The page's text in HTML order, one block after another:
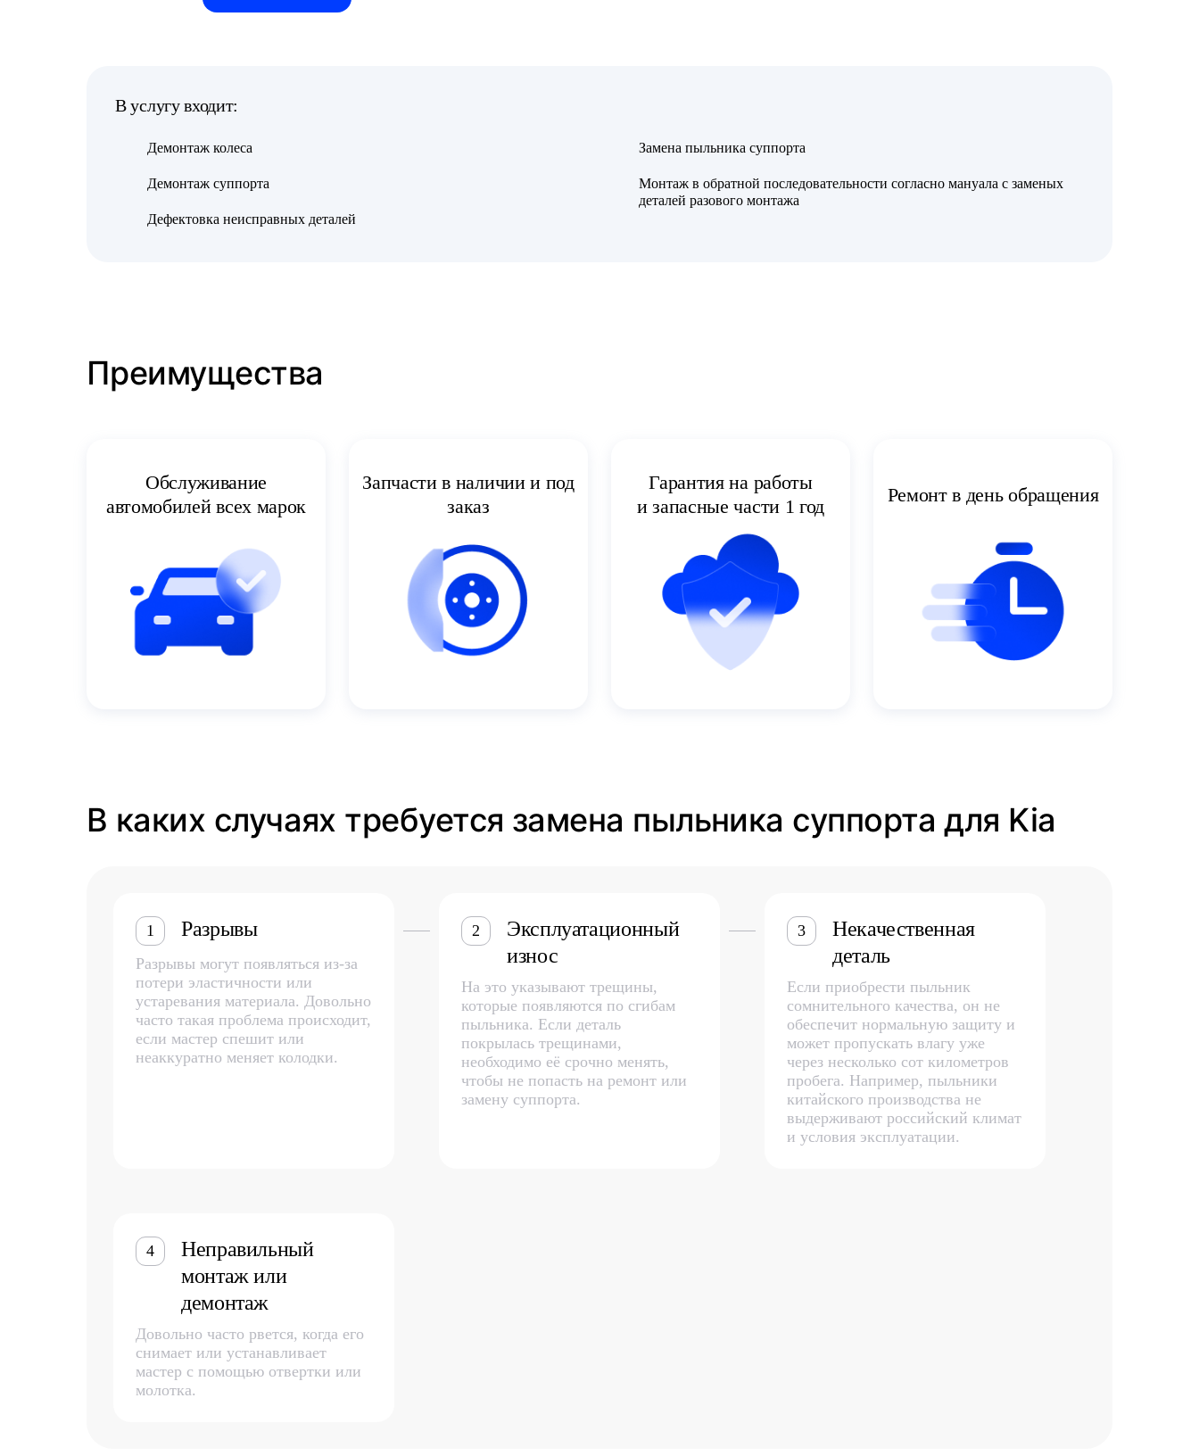
В услугу входит:
Демонтаж колеса
Демонтаж суппорта
Дефектовка неисправных деталей
Замена пыльника суппорта
Монтаж в обратной последовательности согласно мануала с заменых
деталей разового монтажа
Преимущества
Обслуживание
автомобилей всех марок
Запчасти в наличии и под
заказ
Гарантия на работы
и запасные части 1 год
Ремонт в день обращения
В каких случаях требуется замена пыльника суппорта для Kia
1 Разрывы
Разрывы могут появляться из-за
потери эластичности или
устаревания материала. Довольно
часто такая проблема происходит,
если мастер спешит или
неаккуратно меняет колодки.
2
Эксплуатационный
износ
На это указывают трещины,
которые появляются по сгибам
пыльника. Если деталь
покрылась трещинами,
необходимо её срочно менять,
чтобы не попасть на ремонт или
замену суппорта.
3
Некачественная
деталь
Если приобрести пыльник
сомнительного качества, он не
обеспечит нормальную защиту и
может пропускать влагу уже
через несколько сот километров
пробега. Например, пыльники
китайского производства не
выдерживают российский климат
и условия эксплуатации.
4
Неправильный
монтаж или
демонтаж
Довольно часто рвется, когда его
снимает или устанавливает
мастер с помощью отвертки или
молотка.